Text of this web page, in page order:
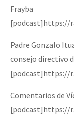
Frayba
[podcast]https://
Padre Gonzalo
consejo directivo
[podcast]https://
Comentarios de
[podcast]https://